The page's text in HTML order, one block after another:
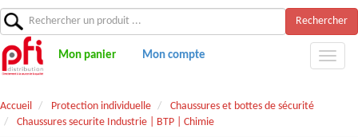
Rechercher
Mon panier Mon compte
Accueil Protection individuelle
Chaussures et bottes de sécurité
Chaussures securite Industrie | BTP | Chimie